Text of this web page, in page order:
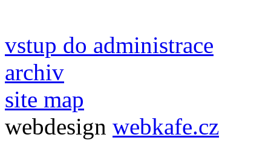
vstup do administrace
archiv
site map
webdesign webkafe.cz